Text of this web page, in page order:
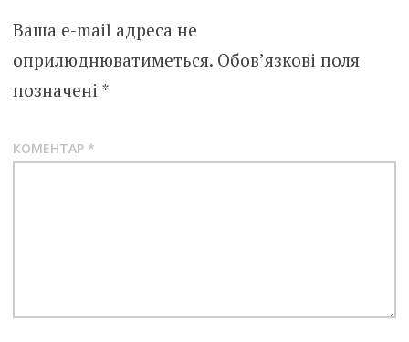
Ваша e-mail адреса не
оприлюднюватиметься. Обов’язкові поля
позначені *
КОМЕНТАР *